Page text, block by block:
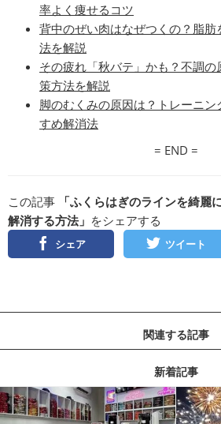
率よく痩せるコツ
背中のぜい肉はなぜつくの？脂
法を解説
その疲れ「秋バテ」かも？不調
策方法を解説
脚のむくみの原因は？トレーニ
すめ解消法
= END =
この記事
「ふくらはぎのラインを綺麗
解消する方法」 をシェアする
シェア ツイート
関連する記事
新着記事